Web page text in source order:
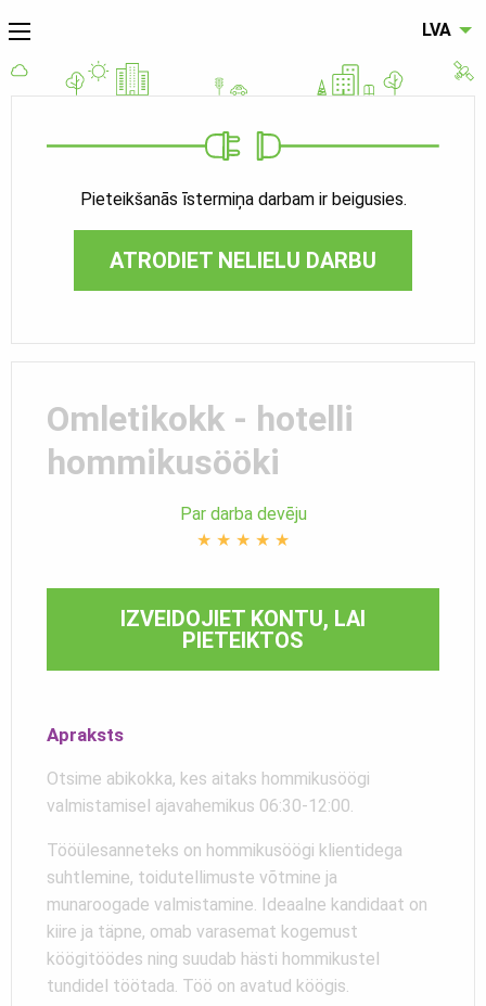
LVA
Pieteikšanās īstermiņa darbam ir beigusies.
ATRODIET NELIELU DARBU
Omletikokk - hotelli
hommikusööki
Par darba devēju
★ ★ ★ ★ ★
IZVEIDOJIET KONTU, LAI
PIETEIKTOS
Apraksts
Otsime abikokka, kes aitaks hommikusöögi
valmistamisel ajavahemikus 06:30-12:00.
Tööülesanneteks on hommikusöögi klientidega
suhtlemine, toidutellimuste võtmine ja
munaroogade valmistamine. Ideaalne kandidaat on
kiire ja täpne, omab varasemat kogemust
köögitöödes ning suudab hästi hommikustel
tundidel töötada. Töö on avatud köögis.